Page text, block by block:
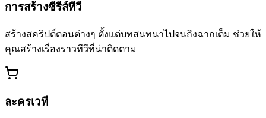
การสร้างซีรีส์ทีวี
สร้างสคริปต์ตอนต่างๆ ตั้งแต่บทสนทนาไปจนถึงฉากเต็ม ช่วยให้
คุณสร้างเรื่องราวทีวีที่น่าติดตาม
ละครเวที